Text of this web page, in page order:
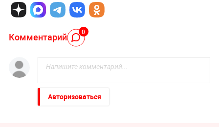
Комментарий 0
Авторизоваться